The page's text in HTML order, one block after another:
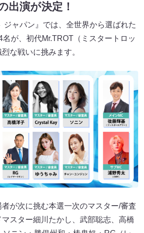
出演が決定 ！
ジャパン』では、全世界から選ばれた
が、初代Mr.TROT（ミスタートロッ
な戦いに挑みます。
が次に挑む本選一次のマスター/審査
スター細川たかし、武部聡志、高橋